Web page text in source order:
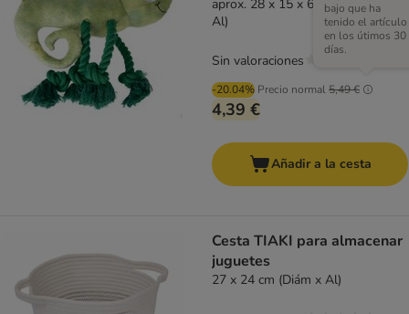
aprox. 28 x 15 x 6 cm (L x An x
Al)
-20.04% Precio normal5,49 €
bajo que ha
tenido el artículo
en los útimos 30
días.
4,39 €
Sin valoraciones
Añadir a la cesta
Cesta TIAKI para almacenar
juguetes
27 x 24 cm (Diám x Al)